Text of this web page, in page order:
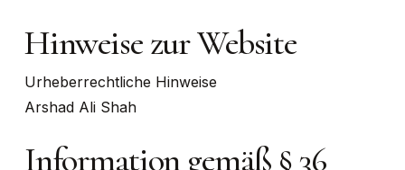
Hinweise zur Website
Urheberrechtliche Hinweise
Arshad Ali Shah
Information gemäß § 36